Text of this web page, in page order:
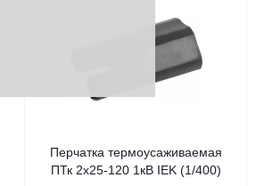
Перчатка термоусаживаемая
ПТк 2х25-120 1кВ IEK (1/400)